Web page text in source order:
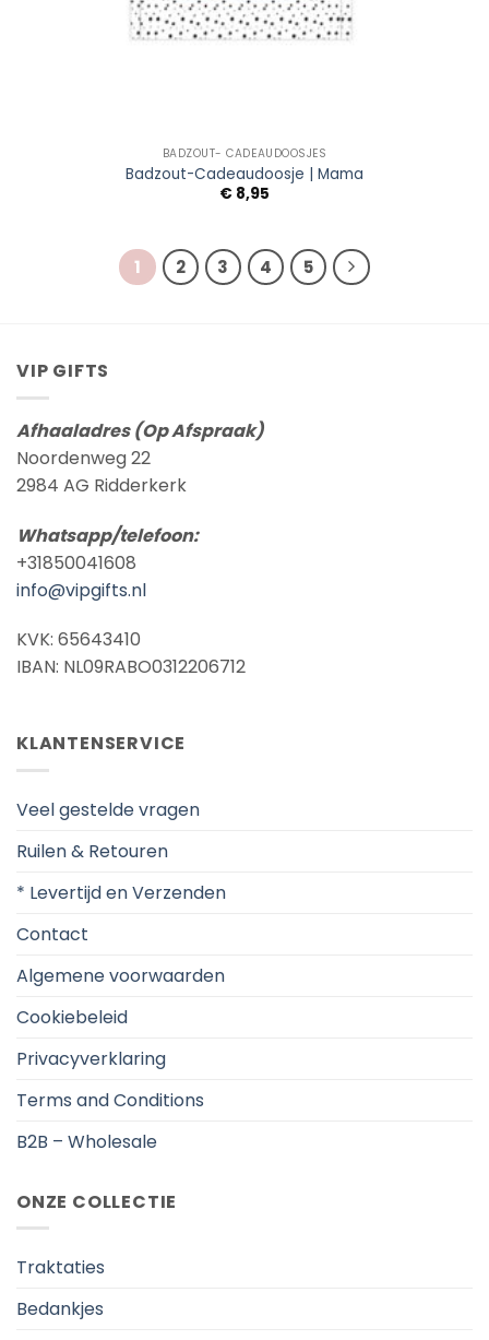
BADZOUT- CADEAUDOOSJES
Badzout-Cadeaudoosje | Mama
€ 8,95
1 2 3 4 5
VIP GIFTS
Afhaaladres (Op Afspraak)
Noordenweg 22
2984 AG Ridderkerk
Whatsapp/telefoon:
+31850041608
info@vipgifts.nl
KVK: 65643410
IBAN: NL09RABO0312206712
KLANTENSERVICE
Veel gestelde vragen
Ruilen & Retouren
* Levertijd en Verzenden
Contact
Algemene voorwaarden
Cookiebeleid
Privacyverklaring
Terms and Conditions
B2B – Wholesale
ONZE COLLECTIE
Traktaties
Bedankjes